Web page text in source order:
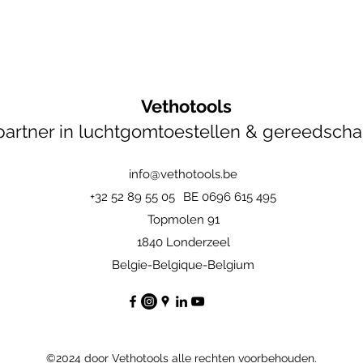
Vethotools
in luchtgomtoestellen &
info@vethotools.be
+32 52 89 55 05
BE 0696 615 495
Topmolen 91
1840 Londerzeel
Belgie-Belgique-Belgium
©2024 door Vethotools alle rechten voorbehouden.